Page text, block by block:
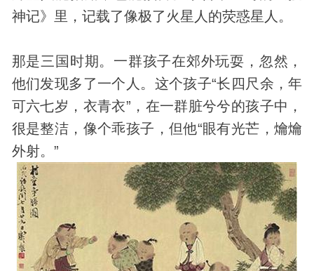
神记》里，记载了像极了火星人的荧惑星人。
那是三国时期。一群孩子在郊外玩耍，忽然，
他们发现多了一个人。这个孩子“长四尺余，年
可六七岁，衣青衣”，在一群脏兮兮的孩子中，
很是整洁，像个乖孩子，但他“眼有光芒，爚爚
外射。”